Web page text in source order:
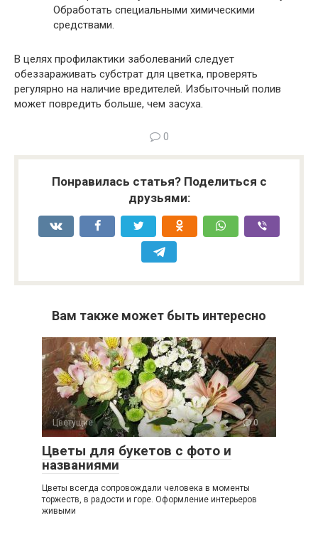
Обработать специальными химическими
средствами.
В целях профилактики заболеваний следует
обеззараживать субстрат для цветка, проверять
регулярно на наличие вредителей. Избыточный полив
может повредить больше, чем засуха.
0
Понравилась статья? Поделиться с
друзьями:
Вам также может быть интересно
Цветущие 0
Цветы для букетов с фото и
названиями
Цветы всегда сопровождали человека в моменты
торжеств, в радости и горе. Оформление интерьеров
живыми